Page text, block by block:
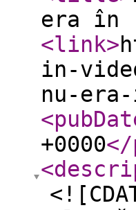
era în
<link>
in-
nu-
+0000</